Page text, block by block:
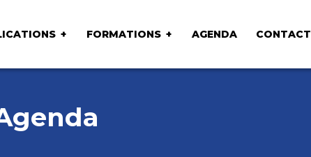
FORMATIONS AGENDA CONTACT